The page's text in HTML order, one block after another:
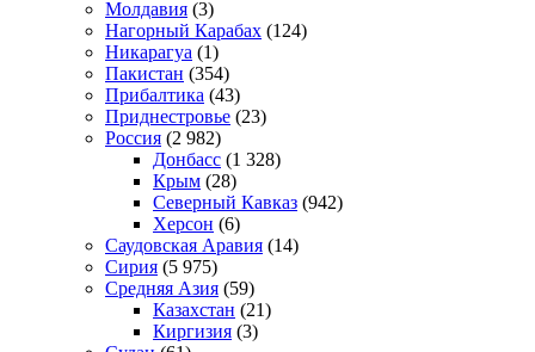
Молдавия (3)
Нагорный Карабах (124)
Никарагуа (1)
Пакистан (354)
Прибалтика (43)
Приднестровье (23)
Россия (2 982)
Донбасс (1 328)
Крым (28)
Северный Кавказ (942)
Херсон (6)
Саудовская Аравия (14)
Сирия (5 975)
Средняя Азия (59)
Казахстан (21)
Киргизия (3)